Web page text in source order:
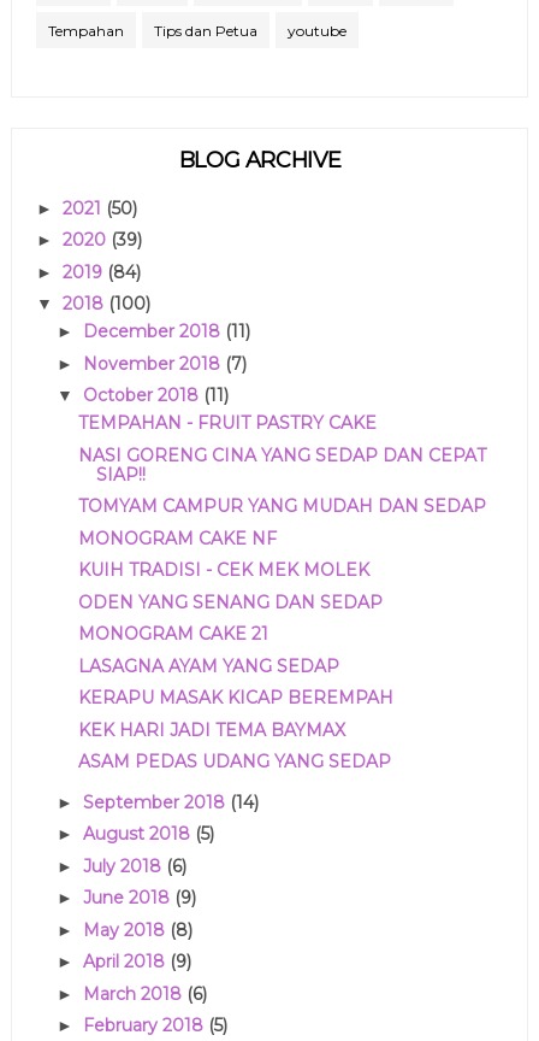
Tempahan Tips dan Petua youtube
BLOG ARCHIVE
► 2021 (50)
► 2020 (39)
► 2019 (84)
▼ 2018 (100)
► December 2018 (11)
► November 2018 (7)
▼ October 2018 (11)
TEMPAHAN - FRUIT PASTRY CAKE
NASI GORENG CINA YANG SEDAP DAN CEPAT
SIAP!!
TOMYAM CAMPUR YANG MUDAH DAN SEDAP
MONOGRAM CAKE NF
KUIH TRADISI - CEK MEK MOLEK
ODEN YANG SENANG DAN SEDAP
MONOGRAM CAKE 21
LASAGNA AYAM YANG SEDAP
KERAPU MASAK KICAP BEREMPAH
KEK HARI JADI TEMA BAYMAX
ASAM PEDAS UDANG YANG SEDAP
► September 2018 (14)
► August 2018 (5)
► July 2018 (6)
► June 2018 (9)
► May 2018 (8)
► April 2018 (9)
► March 2018 (6)
► February 2018 (5)